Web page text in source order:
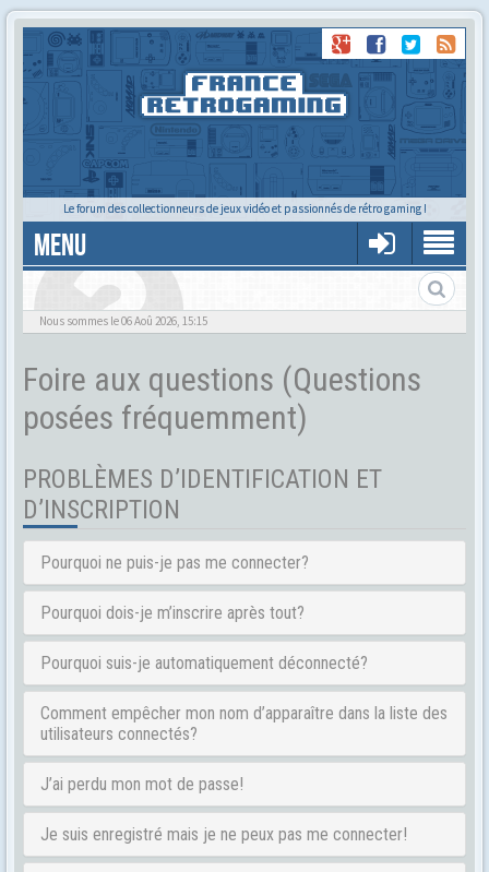
Le forum des collectionneurs de jeux vidéo et passionnés de rétro gaming !
MENU
Foire aux questions
Nous sommes le 06 Aoû 2026, 15:15
Foire aux questions (Questions
posées fréquemment)
PROBLÈMES D’IDENTIFICATION ET
D’INSCRIPTION
Pourquoi ne puis-je pas me connecter?
Pourquoi dois-je m’inscrire après tout?
Pourquoi suis-je automatiquement déconnecté?
Comment empêcher mon nom d’apparaître dans la liste des
utilisateurs connectés?
J’ai perdu mon mot de passe!
Je suis enregistré mais je ne peux pas me connecter!